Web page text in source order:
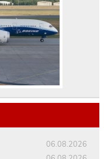
06.08.2026